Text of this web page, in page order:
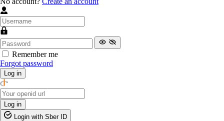
Remember me
Forgot password
Log in
Log in
Login with Sber ID